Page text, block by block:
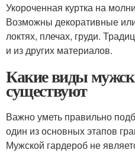
Укороченная куртка на
Возможны декоративные
локтях, плечах, груди.
и из других материалов.
Какие виды
существуют
Важно уметь правильно
один из основных этапов
Мужской гардероб не